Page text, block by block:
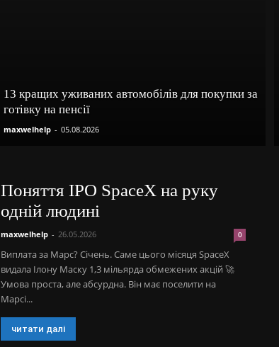
13 кращих уживаних автомобілів для покупки за
готівку на пенсії
maxwelhelp - 05.08.2026
Поняття IPO SpaceX на руку
одній людині
maxwelhelp - 26.05.2026 0
Виплата за Марс? Січень. Саме цього місяця SpaceX
видала Ілону Маску 1,3 мільярда обмежених акцій 🚀
Умова проста, але абсурдна. Він має поселити на
Марсі...
читати далі